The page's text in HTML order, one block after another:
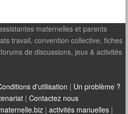
maternelles et parents
travail, convention collective, fiches
de discussions, jeux & activités
d'utilisation | Un problème ?
| Contactez nous
| activités manuelles |